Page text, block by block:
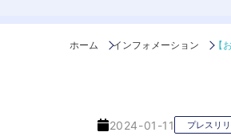
ホーム インフォメーション 【
2024-01-11 プレスリ